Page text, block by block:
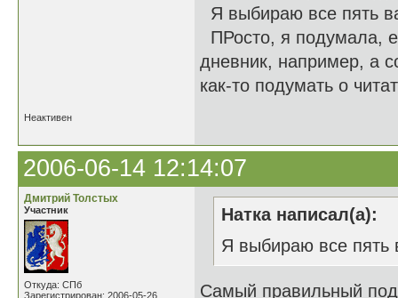
Я выбираю все пять
ПРосто, я подумала,
дневник, например, а
как-то подумать о
Неактивен
2006-06-14 12:14:07
Дмитрий Толстых
Участник
Откуда: СПб
Зарегистрирован: 2006-05-26
Натка написал(а):
Я выбираю все пять
Самый правильный